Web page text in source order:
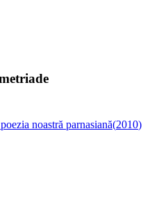
noastră parnasiană(2010)